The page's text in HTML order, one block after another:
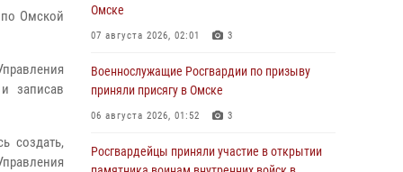
Омской
записав
создать,
Омске
07 августа 2026, 02:01 3
Военнослужащие Росгвардии по призыву
приняли присягу в Омске
06 августа 2026, 01:52 3
Росгвардейцы приняли участие в открытии